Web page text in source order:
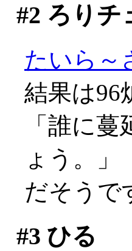
#2 ろりチ
たいら～
結果は96
「誰に
ょう。」
だそうで
#3 ひる